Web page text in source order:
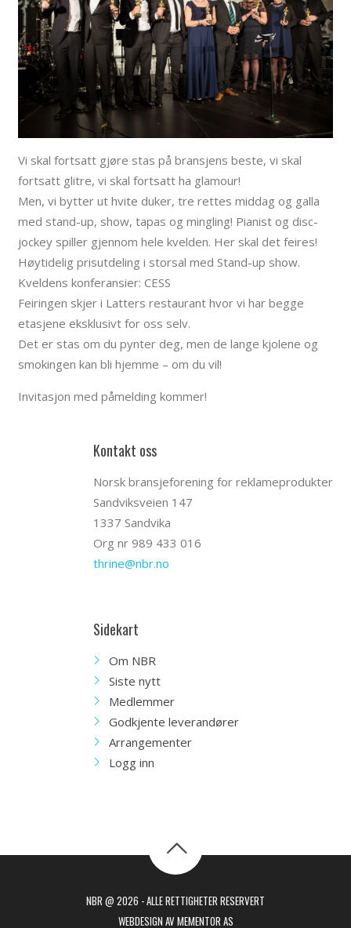
Vi skal fortsatt gjøre stas på bransjens beste, vi skal
fortsatt glitre, vi skal fortsatt ha glamour!
Men, vi bytter ut hvite duker, tre rettes middag og galla
med stand-up, show, tapas og mingling! Pianist og disc-
jockey spiller gjennom hele kvelden. Her skal det feires!
Høytidelig prisutdeling i storsal med Stand-up show.
Kveldens konferansier: CESS
Feiringen skjer i Latters restaurant hvor vi har begge
etasjene eksklusivt for oss selv.
Det er stas om du pynter deg, men de lange kjolene og
smokingen kan bli hjemme – om du vil!
Invitasjon med påmelding kommer!
Kontakt oss
Norsk bransjeforening for reklameprodukter
Sandviksveien 147
1337 Sandvika
Org nr 989 433 016
thrine@nbr.no
Sidekart
Om NBR
Siste nytt
Medlemmer
Godkjente leverandører
Arrangementer
Logg inn
NBR @ 2026 - ALLE RETTIGHETER RESERVERT
WEBDESIGN AV MEMENTOR AS